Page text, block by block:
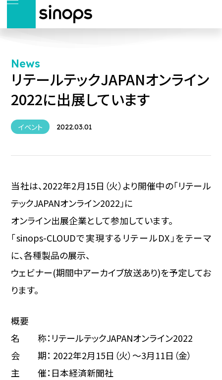
News
リテールテックJAPANオンライン
2022に出展しています
イベント 2022.03.01
当社は、2022年2月15日（火）より開催中の「リテール
テックJAPANオンライン2022」に
オンライン出展企業として参加しています。
「sinops-CLOUDで実現するリテールDX」をテーマ
に、各種製品の展示、
ウェビナー(期間中アーカイブ放送あり)を予定してお
ります。
概要
名 称：リテールテックJAPANオンライン2022
会 期： 2022年2月15日（火）～3月11日（金）
主 催：日本経済新聞社